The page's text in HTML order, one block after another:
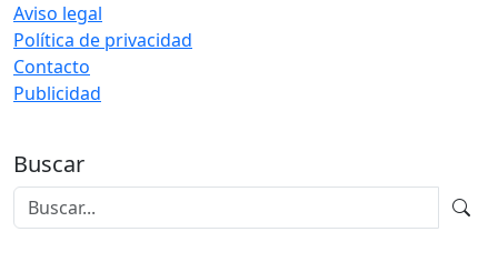
Aviso legal
Política de privacidad
Contacto
Publicidad
Buscar